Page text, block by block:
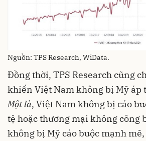
Nguồn: TPS Research, WiData.
Đồng thời, TPS Research cũng
khiến Việt Nam không bị Mỹ áp
Một là, Việt Nam không bị cáo
tệ hoặc thương mại không công
không bị Mỹ cáo buộc mạnh